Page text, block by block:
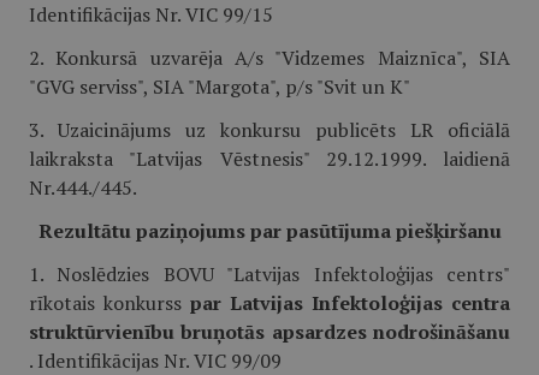
Identifikācijas Nr. VIC 99/15
2. Konkursā uzvarēja A/s "Vidzemes Maiznīca", SIA
"GVG serviss", SIA "Margota", p/s "Svit un K"
3. Uzaicinājums uz konkursu publicēts LR oficiālā
laikraksta "Latvijas Vēstnesis" 29.12.1999. laidienā
Nr.444./445.
Rezultātu paziņojums par pasūtījuma piešķiršanu
1. Noslēdzies BOVU "Latvijas Infektoloģijas centrs"
rīkotais konkurss par Latvijas Infektoloģijas centra
struktūrvienību bruņotās apsardzes nodrošināšanu
. Identifikācijas Nr. VIC 99/09